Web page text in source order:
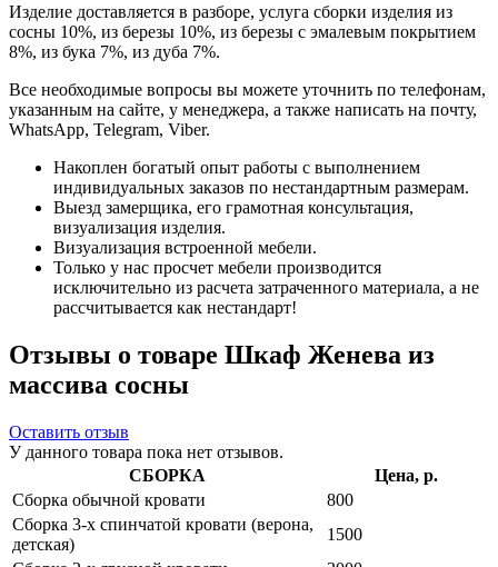
Изделие доставляется в разборе, услуга сборки изделия из
сосны 10%, из березы 10%, из березы с эмалевым покрытием
8%, из бука 7%, из дуба 7%.
Все необходимые вопросы вы можете уточнить по телефонам,
указанным на сайте, у менеджера, а также написать на почту,
WhatsApp, Telegram, Viber.
Накоплен богатый опыт работы с выполнением
индивидуальных заказов по нестандартным размерам.
Выезд замерщика, его грамотная консультация,
визуализация изделия.
Визуализация встроенной мебели.
Только у нас просчет мебели производится
исключительно из расчета затраченного материала, а не
рассчитывается как нестандарт!
Отзывы о товаре Шкаф Женева из
массива сосны
Оставить отзыв
У данного товара пока нет отзывов.
СБОРКА
Цена, р.
Сборка обычной кровати
800
Сборка 3-х спинчатой кровати (верона,
детская)
1500